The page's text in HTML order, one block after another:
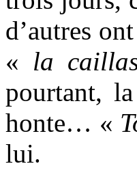
d’autres
« la
pourtant,
honte… «
lui.